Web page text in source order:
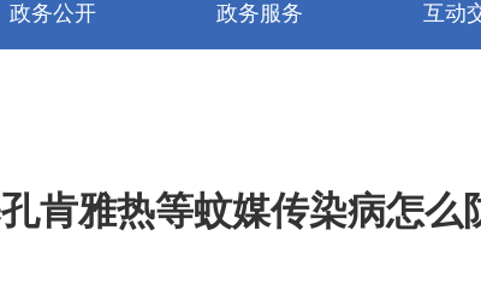
政务公开 政务服务 互动
肯雅热等蚊媒传染病怎么